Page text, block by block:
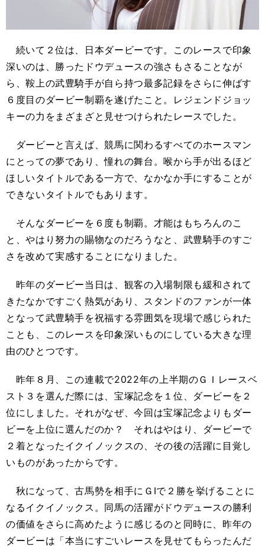
続いて２位は、日本ダービーです。このレースで印象
深いのは、勝ったドウデュースの強さもさることなが
ら、鞍上の武豊騎手が自ら持つ最多記録をさらに伸ばす
６度目のダービー制覇を遂げたこと。レジェンドジョッ
キーの力をまざまざと見せつけられたレースでした。
ダービーと言えば、競馬に関わるすべてのホースマン
にとっての夢であり、憧れの舞台。喉から手が出るほど
ほしいタイトルである一方で、なかなか手にすることが
できないタイトルでもあります。
そんなダービーを６度も制覇。才能はもちろんのこ
と、やはり努力の賜物なのだろうなと、武豊騎手のすご
さを改めて実感することになりました。
昨年のダービー当日は、観客の入場制限も緩和されて
きたなかですごく熱気があり、スタンドのファンが一体
となって武豊騎手を祝福する雰囲気を現場で感じられた
ことも、このレースを印象深いものにしている大きな理
由のひとつです。
昨年８月、この連載で2022年の上半期のＧＩレースベ
スト３を選んだ際には、宝塚記念を１位、ダービーを２
位にしました。それがなぜ、今回は宝塚記念よりもダー
ビーを上位に選んだのか？ それはやはり、ダービーで
２着となったイクイノックスの、その後の活躍に目覚し
いものがあったからです。
秋になって、古馬勢を相手にＧⅠで２勝を挙げることに
なるイクイノックス。同馬の活躍がドウデュースの勝利
の価値をさらに高めたように感じるのと同時に、昨年の
ダービーは「本当にすごいレースを見せてもらったんだ